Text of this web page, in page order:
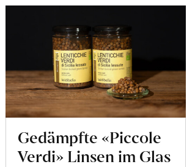
Gedämpfte «Piccole
Verdi» Linsen im Glas